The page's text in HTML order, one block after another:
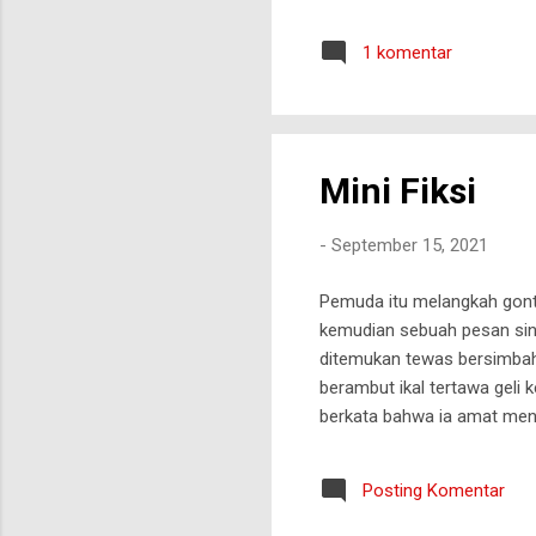
madah yang
1 komentar
Mini Fiksi
- September 15, 2021
Pemuda itu melangkah
kemudian sebuah pesan
ditemukan tewas
berambut ikal tertawa geli
berkata bahwa ia amat
ayah dengan tulisan,
Posting Komentar